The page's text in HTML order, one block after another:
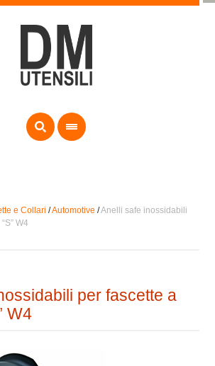
e Collari /Automotive /Anelli safe inossidabili
W4
per fascette a
W4